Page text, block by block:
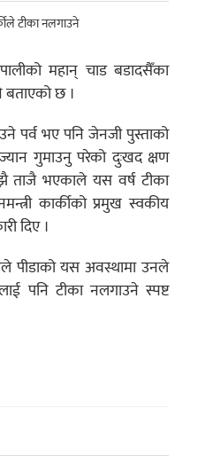
महान् चाड बडादसैँका
छ ।
पर्व भए पनि जेनजी पुस्ताको
गुमाउनु परेको दुःखद क्षण
ताजै भएकाले यस वर्ष टीका
कार्कीको प्रमुख स्वकीय
दिए ।
पीडाको यस अवस्थामा उनले
पनि टीका नलगाउने स्पष्ट